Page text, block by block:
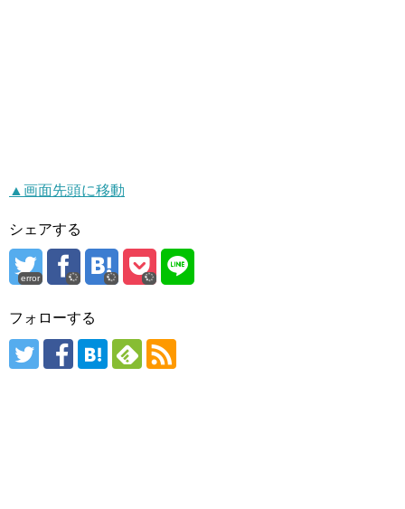
▲画面先頭に移動
シェアする
error
フォローする